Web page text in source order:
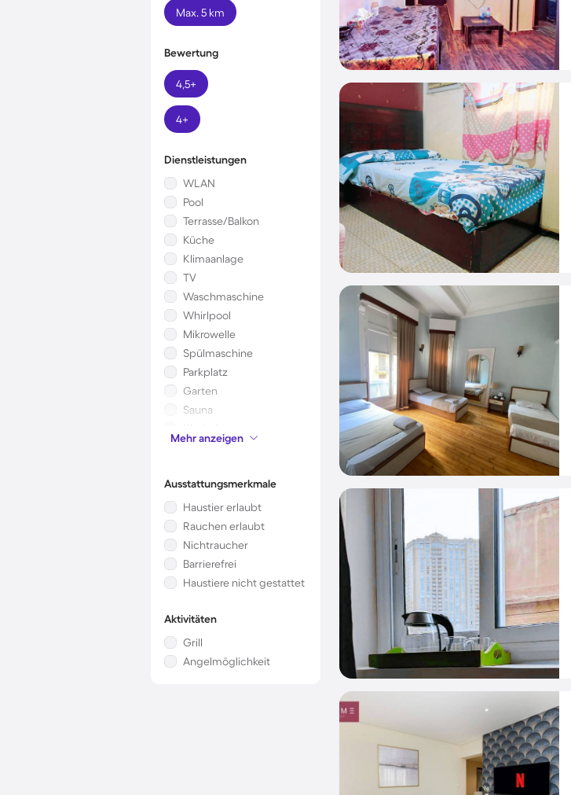
Max. 5 km
Bewertung
4,5+
4+
Dienstleistungen
WLAN
Pool
Terrasse/Balkon
Küche
Klimaanlage
TV
Waschmaschine
Whirlpool
Mikrowelle
Spülmaschine
Parkplatz
Garten
Sauna
Kinderbett
Kamin/Ofen
Mehr anzeigen
Ausstattungsmerkmale
Haustier erlaubt
Rauchen erlaubt
Nichtraucher
Barrierefrei
Haustiere nicht gestattet
Aktivitäten
Grill
Angelmöglichkeit